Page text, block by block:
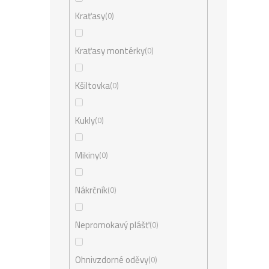
Kraťasy 0
Kraťasy montérky 0
Kšiltovka 0
Kukly 0
Mikiny 0
Nákrčník 0
Nepromokavý plášť 0
Ohnivzdorné oděvy 0